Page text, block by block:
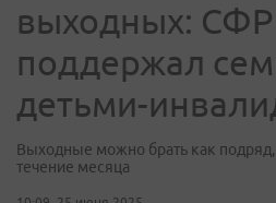
выходных:
поддержал
детьми-
Выходные можно брать как подряд,
течение месяца